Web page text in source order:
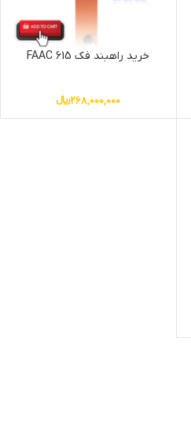
خرید راهبند فک FAAC 615
268,000,000﷼